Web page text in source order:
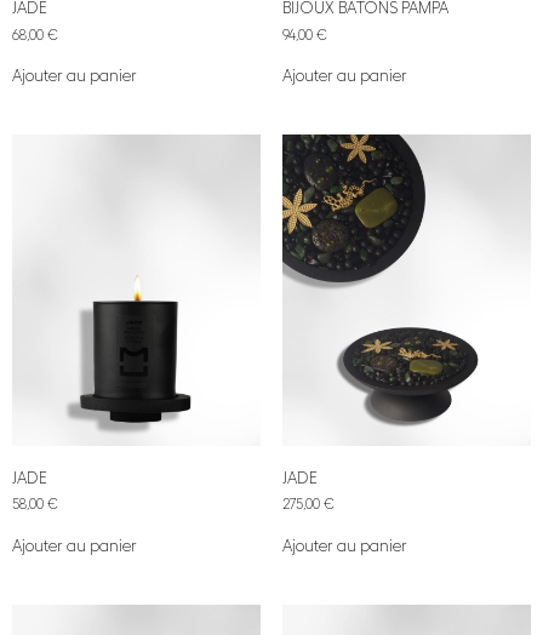
JADE
68,00 €
Ajouter au panier
BIJOUX BÂTONS PAMPA
94,00 €
Ajouter au panier
JADE
58,00 €
Ajouter au panier
JADE
275,00 €
Ajouter au panier